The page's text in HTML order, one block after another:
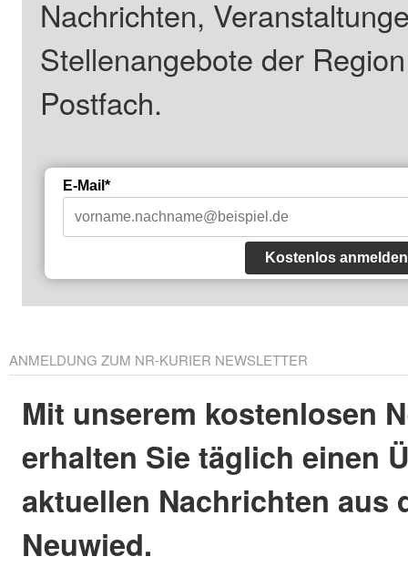
Nachrichten,
Stellenangebote der
Postfach.
E-Mail*
Kostenlos anmelden
ANMELDUNG ZUM NR-KURIER NEWSLETTER
Mit unserem kostenlosen
erhalten Sie täglich einen
aktuellen Nachrichten aus
Neuwied.